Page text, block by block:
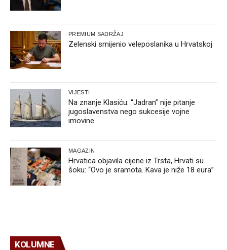
PREMIUM SADRŽAJ
Zelenski smijenio veleposlanika u Hrvatskoj
VIJESTI
Na znanje Klasiću: “Jadran” nije pitanje
jugoslavenstva nego sukcesije vojne
imovine
MAGAZIN
Hrvatica objavila cijene iz Trsta, Hrvati su
šoku: “Ovo je sramota. Kava je niže 18 eura”
KOLUMNE